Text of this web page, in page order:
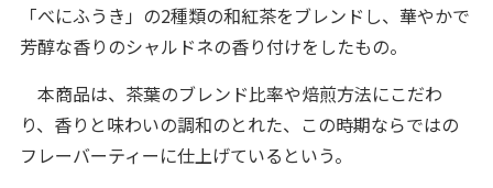
「べにふうき」の2種類の和紅茶をブレンドし、華やかで
芳醇な香りのシャルドネの香り付けをしたもの。
本商品は、茶葉のブレンド比率や焙煎方法にこだわ
り、香りと味わいの調和のとれた、この時期ならではの
フレーバーティーに仕上げているという。